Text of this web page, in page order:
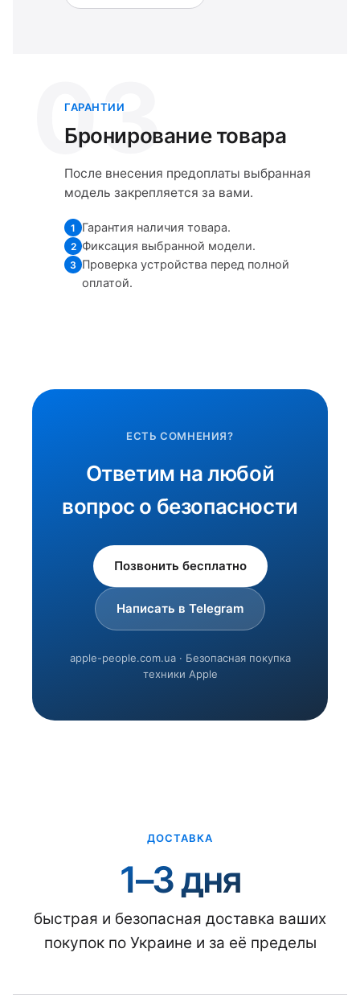
03
ГАРАНТИИ
Бронирование товара
После внесения предоплаты выбранная
модель закрепляется за вами.
1 Гарантия наличия товара.
2 Фиксация выбранной модели.
3 Проверка устройства перед полной
оплатой.
ЕСТЬ СОМНЕНИЯ?
Ответим на любой
вопрос о безопасности
Позвонить бесплатно
Написать в Telegram
apple-people.com.ua · Безопасная покупка
техники Apple
ДОСТАВКА
1–3 дня
быстрая и безопасная доставка ваших
покупок по Украине и за её пределы